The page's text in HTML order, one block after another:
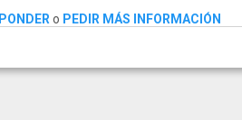
o PEDIR MÁS INFORMACIÓN